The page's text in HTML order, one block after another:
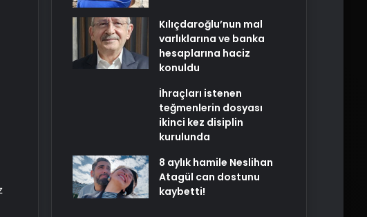
Kılıçdaroğlu’nun mal
varlıklarına ve banka
hesaplarına haciz
konuldu
İhraçları istenen
teğmenlerin dosyası
ikinci kez disiplin
kurulunda
8 aylık hamile Neslihan
Atagül can dostunu
kaybetti!